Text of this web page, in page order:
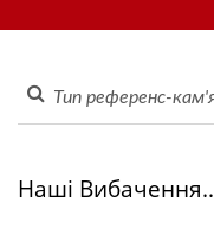
Суші -
Для
Chiang
з нами.
Наші